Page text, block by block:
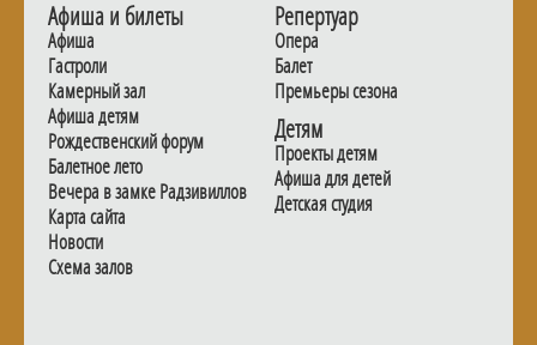
Афиша и билеты
Афиша
Гастроли
Камерный зал
Афиша детям
Рождественский форум
Балетное лето
Вечера в замке Радзивиллов
Карта сайта
Новости
Схема залов
Репертуар
Опера
Балет
Премьеры сезона
Детям
Проекты детям
Афиша для детей
Детская студия